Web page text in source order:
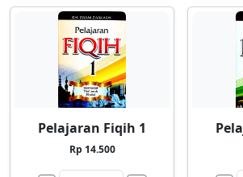
Pelajaran Fiqih 1
Rp 14.500